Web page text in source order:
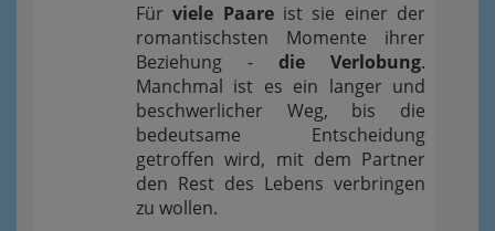
Fürviele Paareist sie einer der
romantischsten Momente ihrer
Beziehung - die Verlobung.
Manchmal ist es ein langer und
beschwerlicher Weg, bis die
bedeutsame Entscheidung
getroffen wird, mit dem Partner
den Rest des Lebens verbringen
zu wollen.